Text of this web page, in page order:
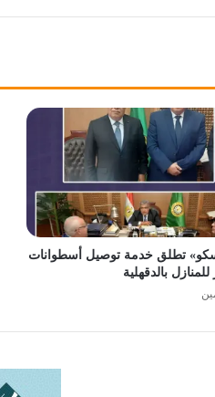
تطلق خدمة توصيل أسطوانات
للمنازل بالدقهلية